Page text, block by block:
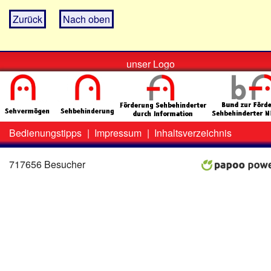
Zurück Nach oben
unser Logo
Zweit-
Menü
Bedienungstipps | Impressum | Inhaltsverzeichnis
717656 Besucher